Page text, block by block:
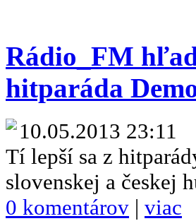
Rádio_FM
hitparáda
10.05.2013 23:11
Tí lepší sa z
slovenskej a českej
0 komentárov | viac